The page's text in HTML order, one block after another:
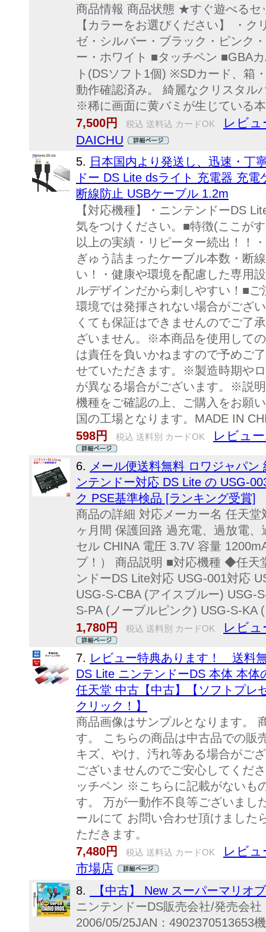
商品情報 商品状態 ★すぐ遊べる
【カラーをお選びください】 ・
ゼ・シルバー・ブラック・ピンク
ー・ホワイト ■タッチペン ■GBA
ト(DSソフト1個) ※SDカード、箱
動作確認済み。 綺麗なクリスタル
※稀に画面に黄バミが生じている
7,500円
税込 送料込 カードOK
レビュ
DAICHU
5. 日本国内より発送し、迅速・丁
ドー DS Lite dsライト 充電器 充
断線防止 USBケーブル 1.2m
【対応機種】・ニンテンドーDS
気をつけください。■特徴(ここが
以上の実績・リピーター続出！！
ぎゅう詰まったケーブル本数・断
い！・健康や環境を配慮した専用
ルデザインだから刺しやすい！■
環境では発揮されない場合がござ
くても保証はできませんのでご了
ざいません。※本商品を使用して
は責任を負いかねますので予めご
せていただきます。※製造時期や
が異なる場合がございます。※説
機種をご確認の上、ご購入をお願
国の工場となります。MADE IN
598円
税込 送料別 カードOK レビュ
6. メール便送料無料 ロワジャパ
ンテンドー対応 DS Lite の USG-
ク PSE基準検品 [ランキング受賞]
商品の詳細 対応メーカー名 任天
ヶ月間 保護回路 過充電、過放電
セル CHINA 電圧 3.7V 容量
プ！） 商品説明 ■対応機種 ◆任
ンドーDS Lite対応 USG-001対応
USG-S-CBA (アイスブルー) USG-
S-PA (ノーブルピンク) USG-S-KA
1,780円
税込 送料別 カードOK レビュ
7. レビュー特典あります！ 送料
DS Lite ニンテンドーDS 本体 本
任天堂 中古【中古】【ソフトプレ
クリック！】
商品画像はサンプルとなります。
す。 こちらの商品は中古品での販
キズ、やけ、汚れ等ある場合がご
ございませんのでご安心してくだ
ッチペン ※こちらに記載がないも
す。 万が一動作不良等ございまし
ールにて お問い合わせ頂けました
ただきます。
7,480円
税込 送料込 カードOK
レビュ
市場店
8.
【中古】 New スーパーマリオ
ニンテンドーDS販売会社/発売会
2006/05/25JAN：4902370513653